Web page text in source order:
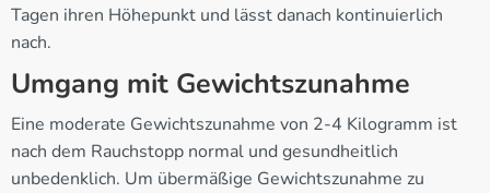
Tagen ihren Höhepunkt und lässt danach kontinuierlich
nach.
Umgang mit Gewichtszunahme
Eine moderate Gewichtszunahme von 2-4 Kilogramm ist
nach dem Rauchstopp normal und gesundheitlich
unbedenklich. Um übermäßige Gewichtszunahme zu